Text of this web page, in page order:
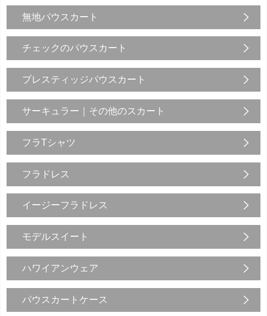
無地パウスカート
チェックのパウスカート
プレスティッジパウスカート
サーキュラー｜その他のスカート
フラTシャツ
フラドレス
イージーフラドレス
モデルスイート
ハワイアンウェア
パウスカートケース